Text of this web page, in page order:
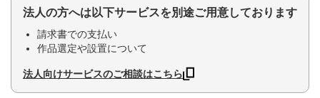
法人の方へは以下サービスを別途ご用意しております
請求書での支払い
作品選定や設置について
法人向けサービスのご相談はこちら